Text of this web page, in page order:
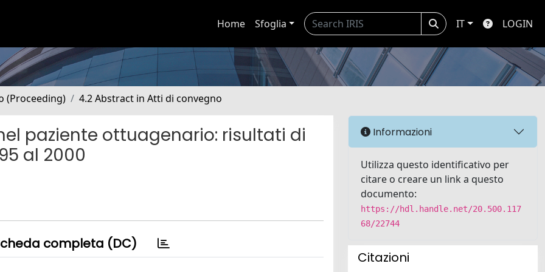
Home Sfoglia IT LOGIN
(Proceeding) 4.2 Abstract in Atti di convegno
paziente ottuagenario: risultati di
al 2000
completa (DC)
Informazioni
Utilizza questo identificativo per
citare o creare un link a questo
documento:
https://hdl.handle.net/20.500.117
68/22744
Citazioni